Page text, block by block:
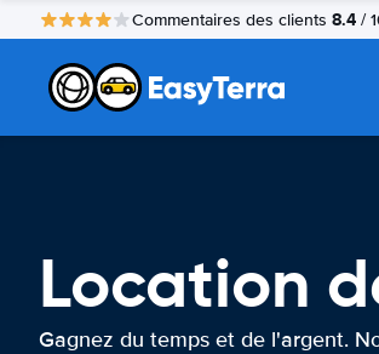
Commentaires des clients 8.4 /
Location
Gagnez du temps et de l'argent.